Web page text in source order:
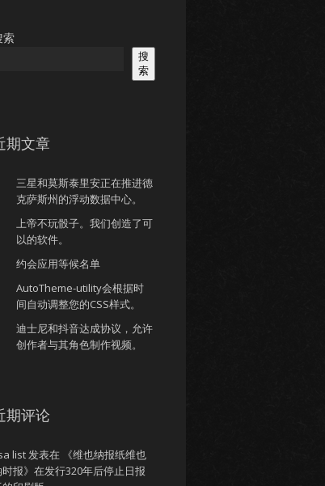
索
搜
索
期文章
三星和莫斯泰里安正在推进德
克萨斯州的浮动数据中心。
上帝不玩骰子。我们创造了可
以的软件。
约会应用等候名单
AutoTheme-utility会根据时
间自动调整您的CSS样式。
迪士尼和抖音达成协议，允许
创作者与其角色制作视频。
期评论
list发表在
《维也纳报纸维也
报》在发行320年后停止日报